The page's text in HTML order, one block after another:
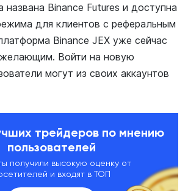
Binance Futures и доступна
для клиентов с реферальным
Binance JEX уже сейчас
Войти на новую
могут из своих аккаунтов
трейдеров по мнению
пользователей
получили высокую оценку от
и входят в ТОП